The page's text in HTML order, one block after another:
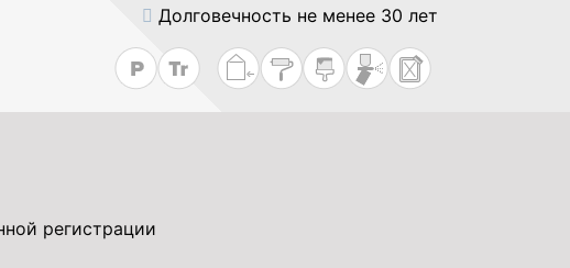
Долговечность не менее 30 лет
регистрации